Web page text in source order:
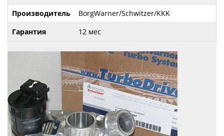
Производитель
BorgWarner/Schwitzer/KKK
Гарантия
12 мес